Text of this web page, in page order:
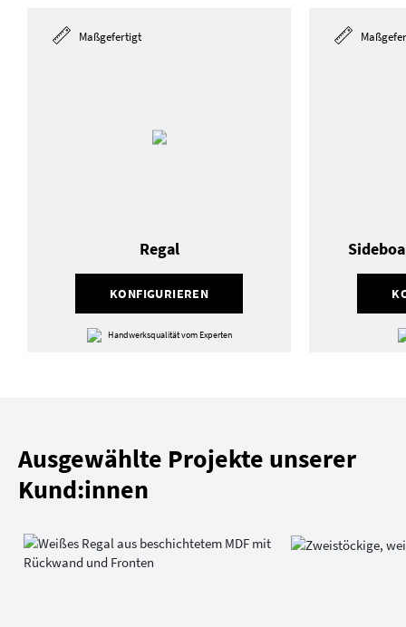
Maßgefertigt
KONFIGURIEREN
Regal
Handwerksqualität vom Experten
Ausgewählte Projekte unserer
Kund:innen